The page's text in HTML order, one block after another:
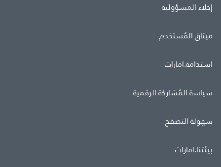
إخلاء المسؤولية
ميثاق المُستخدم
استدامة.امارات
سياسة المُشاركة الرقمية
سهولة التصفح
بيئتنا.امارات